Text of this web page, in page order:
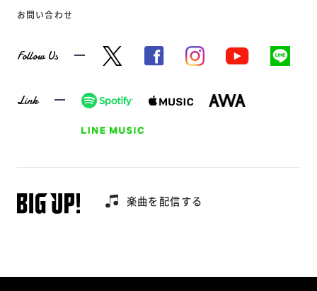
お問い合わせ
Follow Us
Link
楽曲を配信する